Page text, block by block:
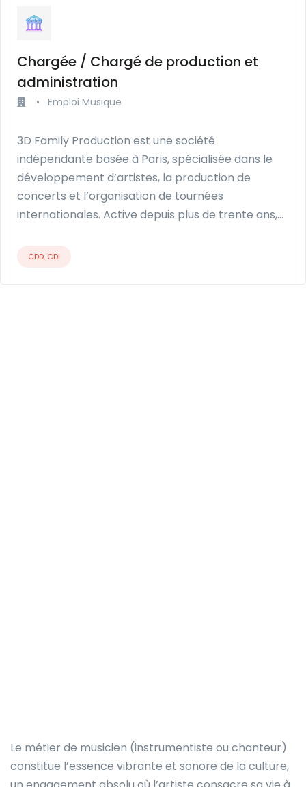
Chargée / Chargé de production et
administration
• Emploi Musique
3D Family Production est une société
indépendante basée à Paris, spécialisée dans le
développement d’artistes, la production de
concerts et l’organisation de tournées
internationales. Active depuis plus de trente ans,…
CDD, CDI
Le métier de musicien (instrumentiste ou chanteur)
constitue l’essence vibrante et sonore de la culture,